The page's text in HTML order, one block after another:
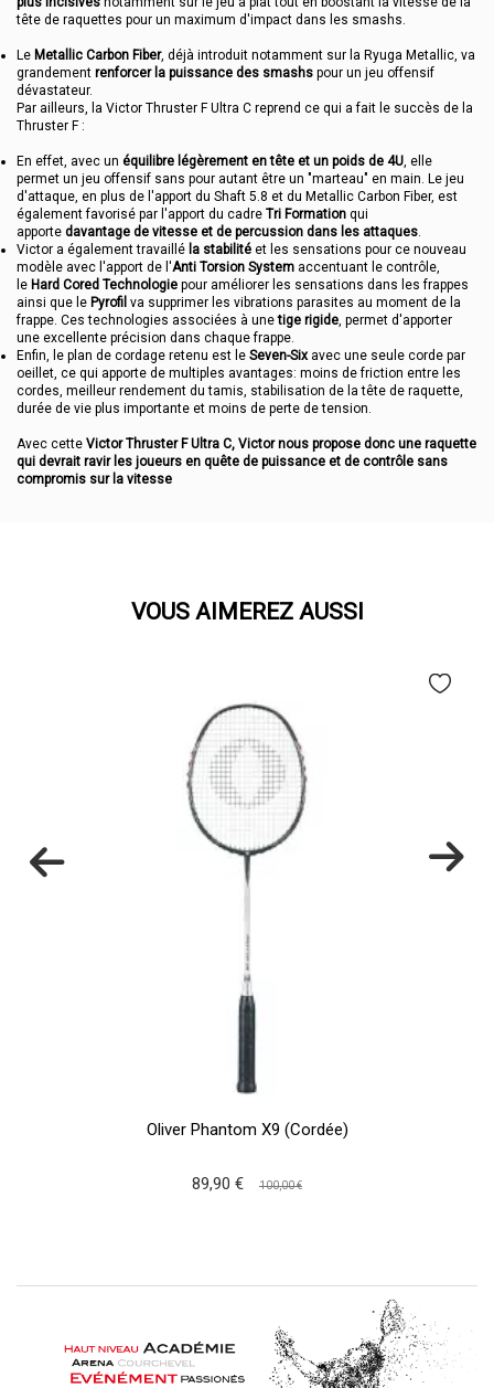
tête de raquettes pour un maximum d'impact dans les smashs.
Le Metallic Carbon Fiber, déjà introduit notamment sur la Ryuga Metallic, va
grandement renforcer la puissance des smashs pour un jeu offensif
dévastateur.
Par ailleurs, la Victor Thruster F Ultra C reprend ce qui a fait le succès de la
Thruster F :
En effet, avec un équilibre légèrement en tête et un poids de 4U, elle
permet un jeu offensif sans pour autant être un "marteau" en main. Le jeu
d'attaque, en plus de l'apport du Shaft 5.8 et du Metallic Carbon Fiber, est
également favorisé par l'apport du cadre Tri Formation qui
apporte davantage de vitesse et de percussion dans les attaques.
Victor a également travaillé la stabilité et les sensations pour ce nouveau
modèle avec l'apport de l'Anti Torsion System accentuant le contrôle,
le Hard Cored Technologie pour améliorer les sensations dans les frappes
ainsi que le Pyrofil va supprimer les vibrations parasites au moment de la
frappe. Ces technologies associées à unetige rigide, permet d'apporter
une excellente précision dans chaque frappe.
Enfin, le plan de cordage retenu est le Seven-Sixavec une seule corde par
oeillet, ce qui apporte de multiples avantages: moins de friction entre les
cordes, meilleur rendement du tamis, stabilisation de la tête de raquette,
durée de vie plus importante et moins de perte de tension.
Avec cette Victor Thruster F Ultra C, Victor nous propose donc une raquette
qui devrait ravir les joueurs en quête de puissance et de contrôle sans
compromis sur la vitesse
VOUS AIMEREZ AUSSI
Oliver Phantom X9 (Cordée)
89,90 € 100,00 €